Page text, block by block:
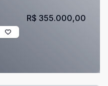
R$ 355.000,00